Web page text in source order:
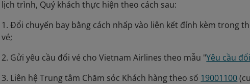
lịch trình, Quý khách thực hiện theo cách sau:
1. Đổi chuyến bay bằng cách nhấp vào liên kết đính kèm trong
vé;
2. Gửi yêu cầu đổi vé cho Vietnam Airlines theo mẫu "Yêu cầu
3. Liên hệ Trung tâm Chăm sóc Khách hàng theo số 19001100